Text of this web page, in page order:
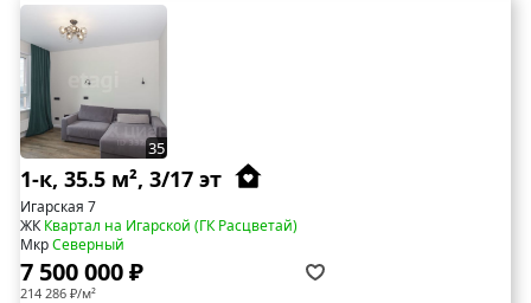
35
1-к, 35.5 м², 3/17 эт
Игарская 7
ЖККвартал на Игарской (ГК Расцветай)
МкрСеверный
7 500 000 ₽
214 286 ₽/м²